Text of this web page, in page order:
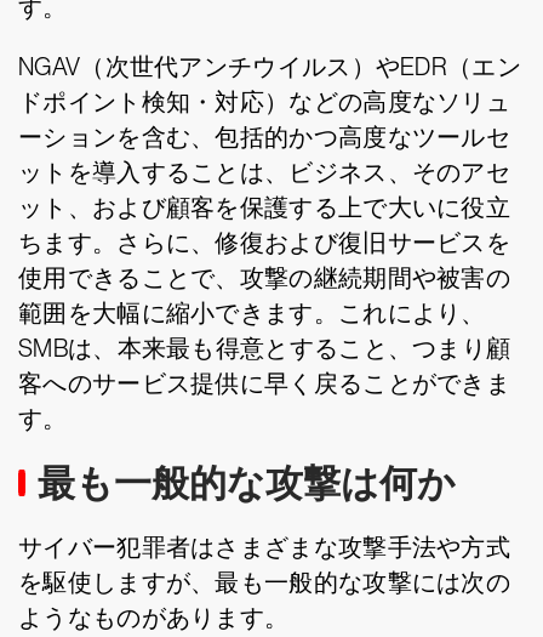
す。
NGAV（次世代アンチウイルス）やEDR（エン
ドポイント検知・対応）などの高度なソリュ
ーションを含む、包括的かつ高度なツールセ
ットを導入することは、ビジネス、そのアセ
ット、および顧客を保護する上で大いに役立
ちます。さらに、修復および復旧サービスを
使用できることで、攻撃の継続期間や被害の
範囲を大幅に縮小できます。これにより、
SMBは、本来最も得意とすること、つまり顧
客へのサービス提供に早く戻ることができま
す。
最も一般的な攻撃は何か
サイバー犯罪者はさまざまな攻撃手法や方式
を駆使しますが、最も一般的な攻撃には次の
ようなものがあります。